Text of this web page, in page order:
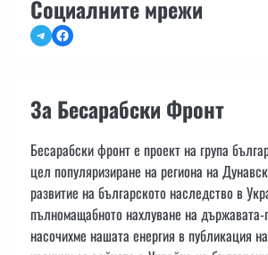
Социалните мрежи
TelegramFacebook
За Бесарабски Фронт
Бесарабски фронт е проект на група
цел популяризиране на региона на
развитие на българското наследство в
пълномащабното нахлуване на държавата-
насочихме нашата енергия в публикация